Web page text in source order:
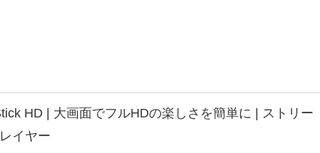
HD | 大画面でフルHDの楽しさを簡単に | ストリー
イヤー